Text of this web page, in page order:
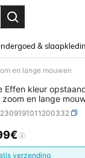
&
en lange mouwen
Effen kleur
zoom en lange
AND
verzending